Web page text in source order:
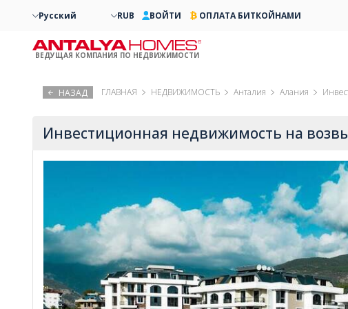
НАЗАД ГЛАВНАЯ НЕДВИЖИМОСТЬ Анталия Алания
Инвестиционная недвижимость на
Русский RUB ВОЙТИ ОПЛАТА БИТКОЙНАМИ
ВЕДУЩАЯ КОМПАНИЯ ПО НЕДВИЖИМОСТИ